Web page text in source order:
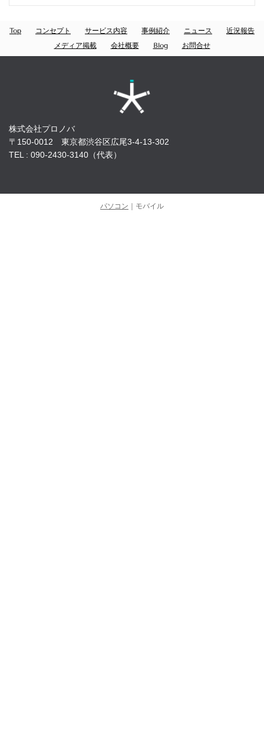
Top コンセプト サービス内容 事例紹介 ニュース
近況報告
メディア掲載
会社概要 Blog お問合せ
株式会社プロノバ
〒150-0012 東京都渋谷区広尾3-4-13-302
TEL : 090-2430-3140（代表）
パソコン ｜モバイル